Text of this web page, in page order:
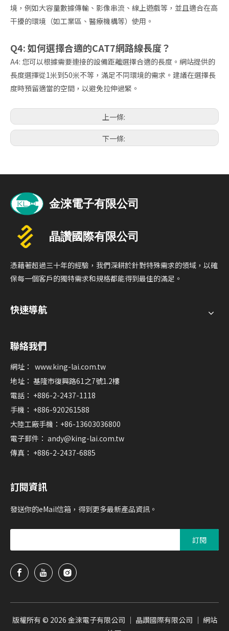
境，例如大容量數據傳輸、影像串流、線上遊戲等，並且適合在高
干擾的環境（如工業區、醫療機構等）使用。
Q4: 如何選擇合適的CAT7網路線長度？
A4: 您可以根據需要連接的設備距離選擇合適的長度。網站提供的
長度選擇從1米到50米不等，滿足不同環境的需求。建議在選擇長
度時預留適當的空間，以避免拉伸過緊。
上一條:
下一條:
憑藉著超過三十年的經驗，我們深耕於針對特殊需求的領域，以確
保每一個客戶的獨特需求和規格都能得到最佳的滿足。
快速導航
聯絡我們
網址： www.king-lai.com.tw
地址： 基隆市復興路61之7號1.2樓
電話： +886-2-2437-1118
手機： +886-920261588
大陸工廠手機：+86-13603036800
電子郵件： andy@king-lai.com.tw
傳真： +886-2-2437-6885
訂閱資訊
發送你的eMail信箱，得到更多最新產品資訊。
訂閱
版權所有 © 2026 金淶電子有限公司 ｜ 晶讚國際有限公司 ｜ 網站